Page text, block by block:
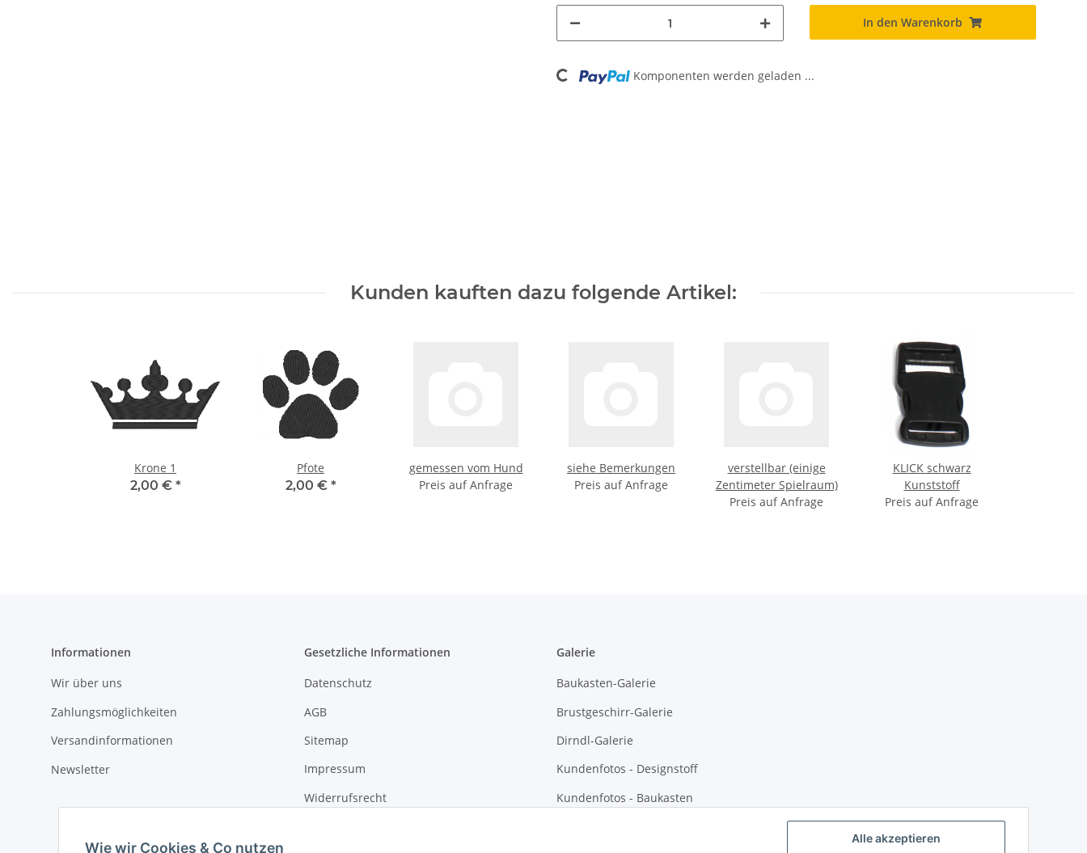
In den Warenkorb
Loading... Komponenten werden geladen ...
Kunden kauften dazu folgende Artikel:
Krone 1
2,00 € *
Pfote
2,00 € *
gemessen vom Hund
Preis auf Anfrage
siehe Bemerkungen
Preis auf Anfrage
verstellbar (einige
Zentimeter Spielraum)
Preis auf Anfrage
KLICK schwarz
Kunststoff
Preis auf Anfrage
Informationen
Wir über uns
Zahlungsmöglichkeiten
Versandinformationen
Newsletter
Gesetzliche Informationen
Datenschutz
AGB
Sitemap
Impressum
Widerrufsrecht
Galerie
Baukasten-Galerie
Brustgeschirr-Galerie
Dirndl-Galerie
Kundenfotos - Designstoff
Kundenfotos - Baukasten
Wie wir Cookies & Co nutzen
Alle akzeptieren